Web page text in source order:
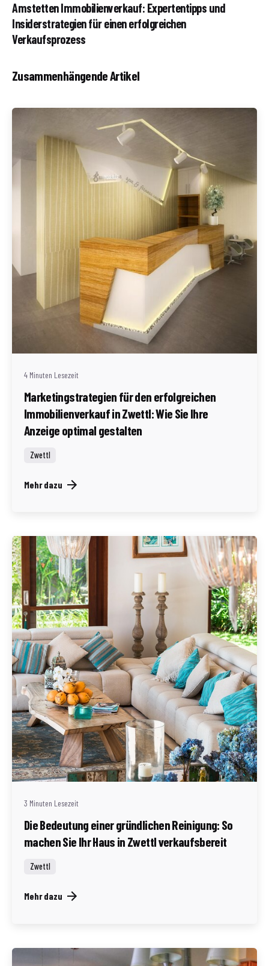
Amstetten Immobilienverkauf: Expertentipps und
Insiderstrategien für einen erfolgreichen
Verkaufsprozess
Zusammenhängende Artikel
Geschrieben von
Redaktion Immofragen Zwettl
4 Minuten Lesezeit
Marketingstrategien für den erfolgreichen
Immobilienverkauf in Zwettl: Wie Sie Ihre
Anzeige optimal gestalten
Zwettl
Mehr dazu
Geschrieben von
Redaktion Immofragen Zwettl
3 Minuten Lesezeit
Die Bedeutung einer gründlichen Reinigung: So
machen Sie Ihr Haus in Zwettl verkaufsbereit
Zwettl
Mehr dazu